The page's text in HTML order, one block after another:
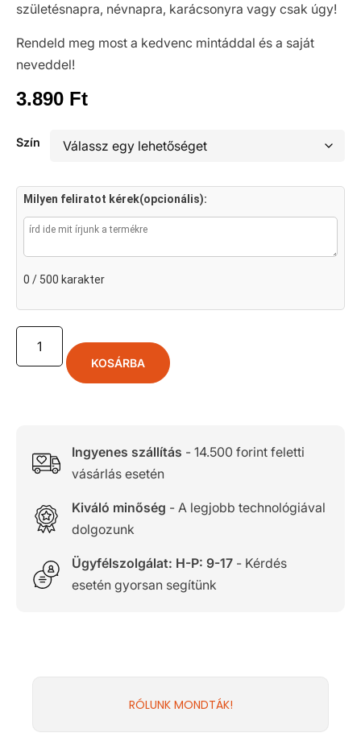
születésnapra, névnapra, karácsonyra vagy csak úgy!
Rendeld meg most a kedvenc mintáddal és a saját
neveddel!
3.890 Ft
Szín
Milyen feliratot kérek(opcionális):
0 / 500 karakter
KOSÁRBA
Ingyenes szállítás - 14.500 forint feletti
vásárlás esetén
Kiváló minőség - A legjobb technológiával
dolgozunk
Ügyfélszolgálat: H-P: 9-17- Kérdés
esetén gyorsan segítünk
RÓLUNK MONDTÁK!